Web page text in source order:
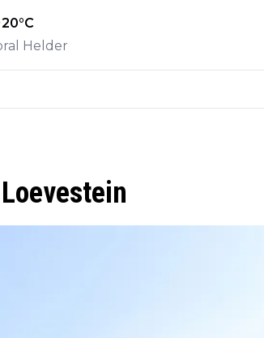
20°C
Helder